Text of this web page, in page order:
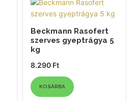
Beckmann Rasofert
szerves gyeptrágya 5
kg
8.290 Ft
KOSÁRBA